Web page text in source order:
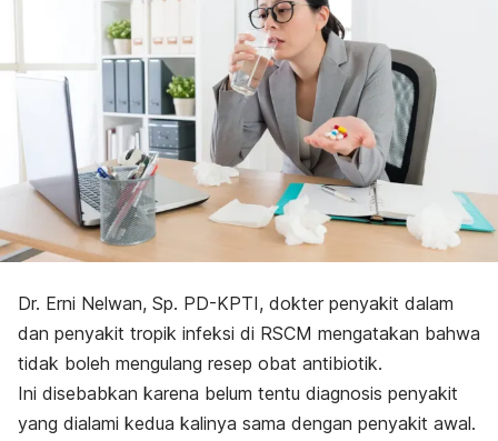
Dr. Erni Nelwan, Sp. PD-KPTI, dokter penyakit dalam
dan penyakit tropik infeksi di RSCM mengatakan bahwa
tidak boleh mengulang resep obat antibiotik.
Ini disebabkan karena belum tentu diagnosis penyakit
yang dialami kedua kalinya sama dengan penyakit awal.